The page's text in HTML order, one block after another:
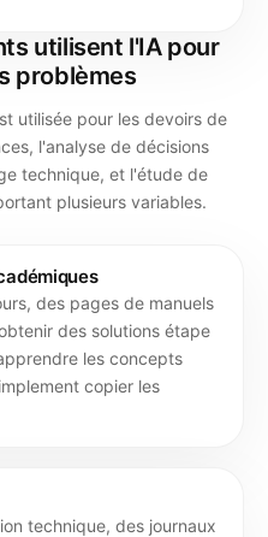
utilisent l'IA pour
problèmes
utilisée pour les devoirs de
l'analyse de décisions
technique, et l'étude de
plusieurs variables.
des pages de manuels
des solutions étape
les concepts
copier les
technique, des journaux